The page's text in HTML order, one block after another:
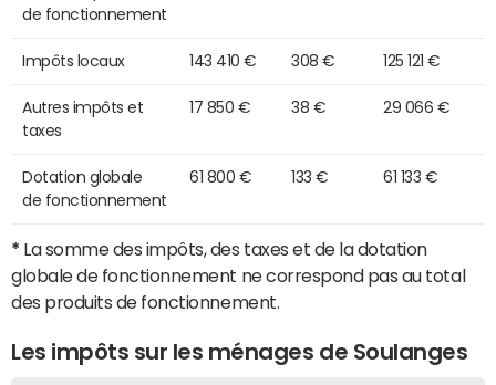
de fonctionnement
Impôts locaux 143 410 € 308 € 125 121 €
Autres impôts et
taxes
17 850 € 38 € 29 066 €
Dotation globale
de fonctionnement
61 800 € 133 € 61 133 €
* La somme des impôts, des taxes et de la dotation
globale de fonctionnement ne correspond pas au total
des produits de fonctionnement.
Les impôts sur les ménages de Soulanges